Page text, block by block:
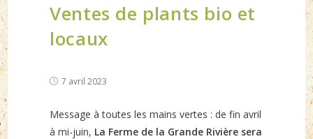
Ventes de plants bio et
locaux
Post7 avril 2023
Message à toutes les mains vertes : de fin avril
à mi-juin, La Ferme de la Grande Rivière sera